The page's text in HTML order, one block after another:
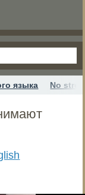
языка No